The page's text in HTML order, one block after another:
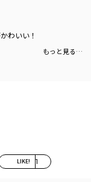
わいい！
もっと見る…
LIKE! 1